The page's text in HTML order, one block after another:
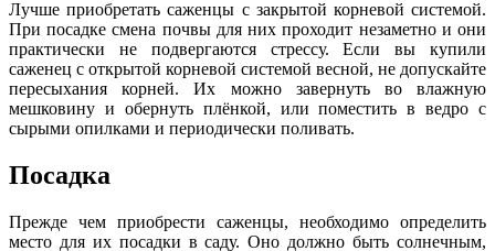
Лучше приобретать саженцы с закрытой корневой системой.
При посадке смена почвы для них проходит незаметно и они
практически не подвергаются стрессу. Если вы купили
саженец с открытой корневой системой весной, не допускайте
пересыхания корней. Их можно завернуть во влажную
мешковину и обернуть плёнкой, или поместить в ведро с
сырыми опилками и периодически поливать.
Посадка
Прежде чем приобрести саженцы, необходимо определить
место для их посадки в саду. Оно должно быть солнечным,